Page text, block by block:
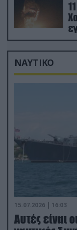
ΝΑΥΤΙΚΟ
15.07.2026 | 16:03
Aυτές είναι